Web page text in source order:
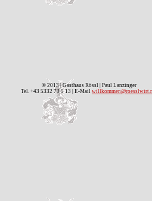
© 2013 | Gasthaus Rössl | Paul Lanzinger
Tel. +43 5332 73 5 13 | E-Mail